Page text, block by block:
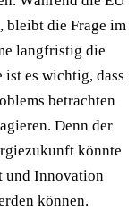
bleibt die Frage im
langfristig die
es wichtig, dass
betrachten
Denn der
könnte
und Innovation
können.